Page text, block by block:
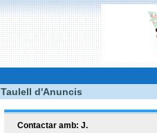
Taulell d'Anuncis
Contactar amb: J.